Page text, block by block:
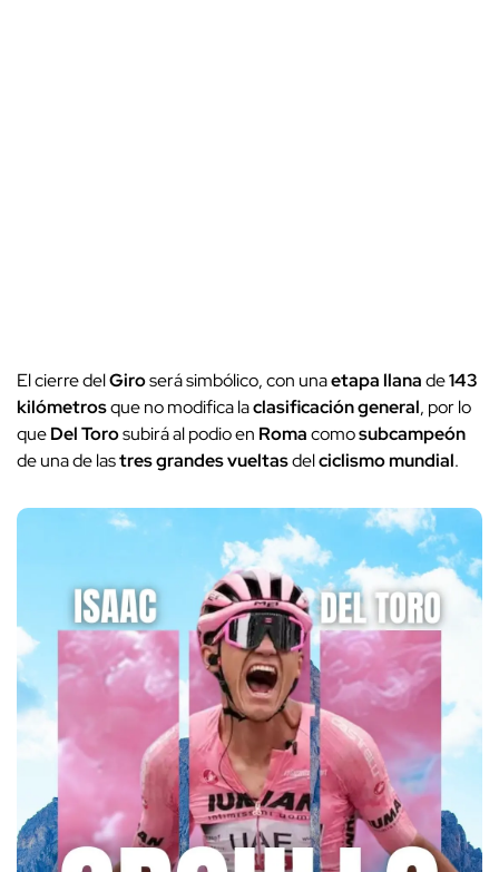
El cierre delGiroserá simbólico, con unaetapa llanade143
kilómetrosque no modifica laclasificación general, por lo
queDel Torosubirá al podio en Romacomosubcampeón
de una de lastres grandes vueltasdelciclismo mundial.